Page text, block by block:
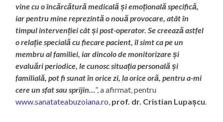
vine cu o încărcătură medicală și emoțională specifică,
iar pentru mine reprezintă o nouă provocare, atât în
timpul intervenției cât și post-operator. Se creează astfel
o relație specială cu fiecare pacient, îl simt ca pe un
membru al familiei, iar dincolo de monitorizare și
evaluări periodice, le cunosc situația personală și
familială, pot fi sunat în orice zi, la orice oră, pentru a-mi
cere un sfat sau sprijin…”, a afirmat, pentru
www.sanatateabuzoiana.ro, prof. dr. Cristian Lupașcu.